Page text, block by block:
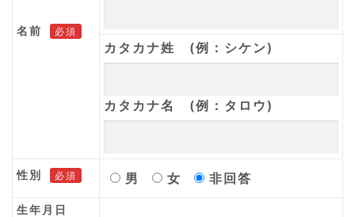
名前 必須
カタカナ姓 (例：シケン)
カタカナ名 (例：タロウ)
性別 必須 男 女 非回答
生年月日